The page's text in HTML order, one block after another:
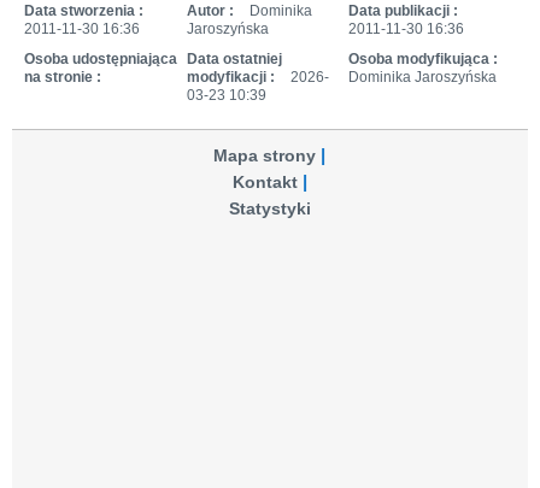
Data stworzenia :
2011-11-30 16:36
Autor :
Dominika
Jaroszyńska
Data publikacji :
2011-11-30 16:36
Osoba udostępniająca
na stronie :
Data ostatniej
modyfikacji :
2026-
03-23 10:39
Osoba modyfikująca :
Dominika Jaroszyńska
Mapa strony
Kontakt
Statystyki